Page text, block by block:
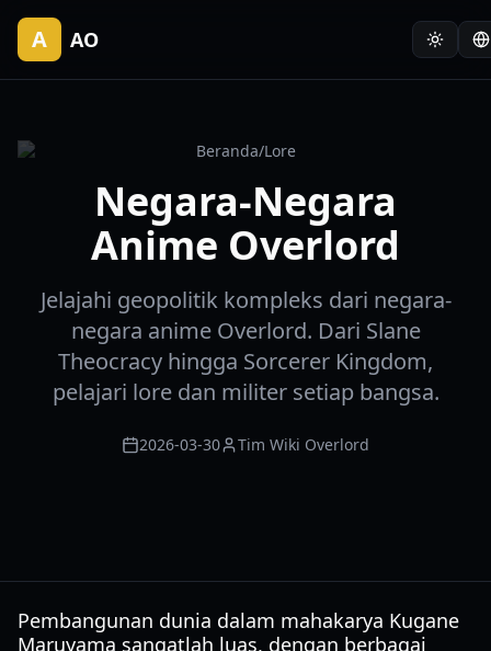
A AO
Beranda/Lore
Negara-Negara
Anime Overlord
Jelajahi geopolitik kompleks dari negara-
negara anime Overlord. Dari Slane
Theocracy hingga Sorcerer Kingdom,
pelajari lore dan militer setiap bangsa.
2026-03-30 Tim Wiki Overlord
Pembangunan dunia dalam mahakarya Kugane
Maruyama sangatlah luas, dengan berbagai